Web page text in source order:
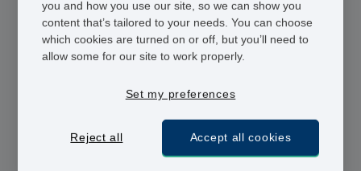
3 médicament(s) pour Cystite
you and how you use our site, so we can show you
content that’s tailored to your needs. You can choose
which cookies are turned on or off, but you’ll need to
allow some for our site to work properly.
Set my preferences
Reject all Accept all cookies